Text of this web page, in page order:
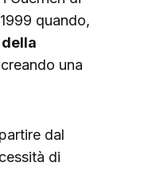
quando,
una
dal
di